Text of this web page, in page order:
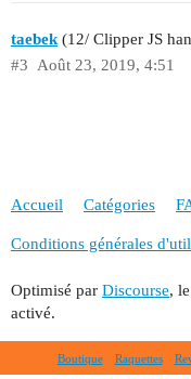
taebek (12/ Clipper JS
Août 23, 2019, 4:51
#3
Accueil Catégories
Conditions générales
Optimisé par Discourse,
activé.
Boutique Raquettes